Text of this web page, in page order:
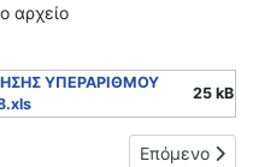
αρχείο
ΥΠΕΡΑΡΙΘΜΟΥ
25 kB
εκπ/κών
Επόμενο
Επόμενο